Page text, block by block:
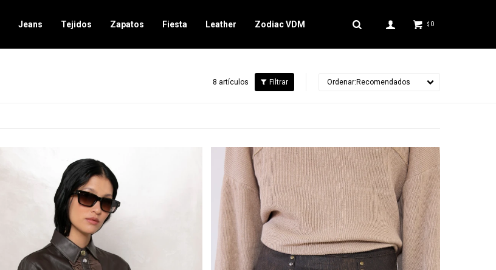
Jeans Tejidos Zapatos Fiesta Leather Zodiac VDM $ 0
8 artículos Recomendados